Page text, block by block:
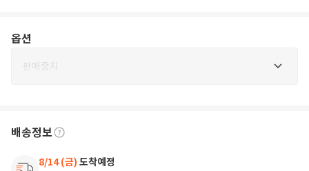
옵션
판매중지
배송정보
8/14 (금) 도착예정